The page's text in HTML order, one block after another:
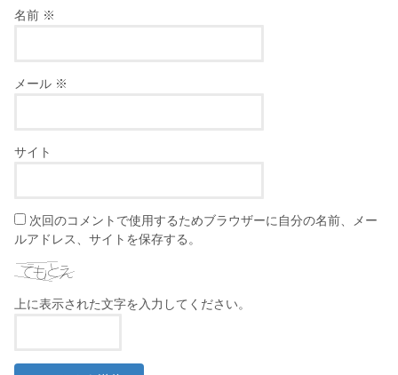
名前 ※
メール ※
サイト
次回のコメントで使用するためブラウザーに自分の名前、メー
ルアドレス、サイトを保存する。
上に表示された文字を入力してください。